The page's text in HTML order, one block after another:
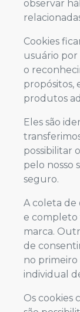
observar
Cookies
usuário por
o
propósitos,
produtos
Eles são
possibilitar
pelo nosso
seguro.
A coleta de
e completo
marca.
de
no primeiro
individual
Os cookies